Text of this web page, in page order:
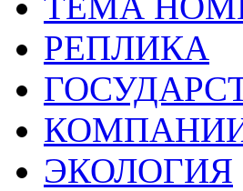
РЕПЛИКА
ЭКОЛОГИЯ